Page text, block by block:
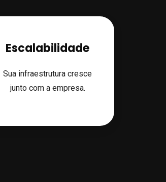
Escalabilidade
Sua infraestrutura cresce
junto com a empresa.